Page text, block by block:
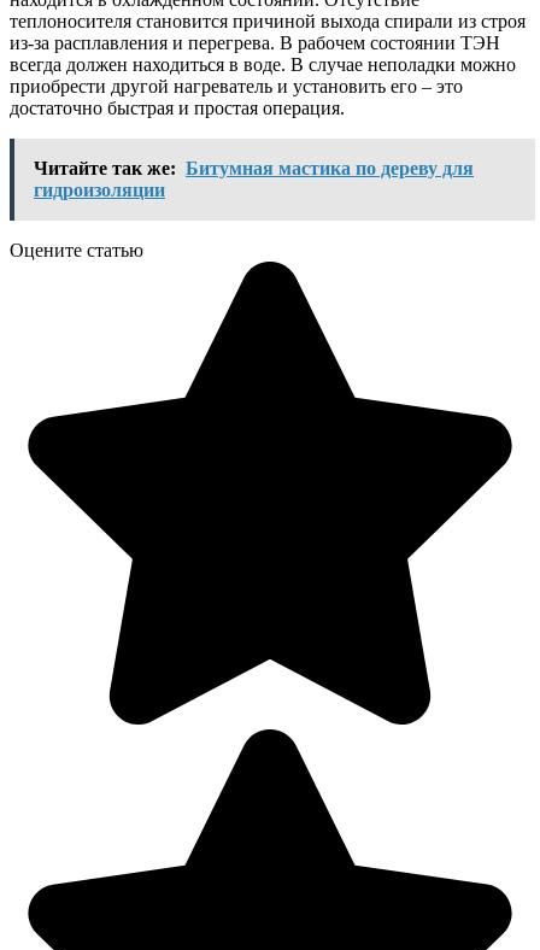
теплоносителя становится причиной выхода спирали из строя
из-за расплавления и перегрева. В рабочем состоянии ТЭН
всегда должен находиться в воде. В случае неполадки можно
приобрести другой нагреватель и установить его – это
достаточно быстрая и простая операция.
Читайте так же: Битумная мастика по дереву для
гидроизоляции
Оцените статью